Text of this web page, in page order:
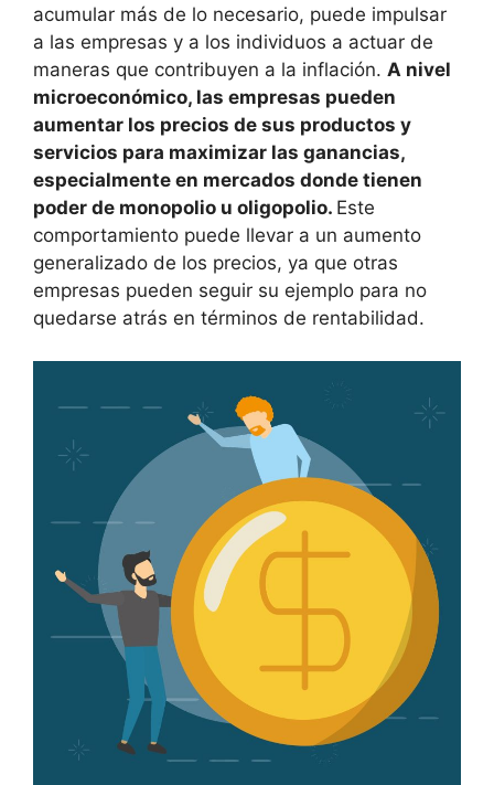
acumular más de lo necesario, puede impulsar
a las empresas y a los individuos a actuar de
maneras que contribuyen a la inflación. A nivel
microeconómico, las empresas pueden
aumentar los precios de sus productos y
servicios para maximizar las ganancias,
especialmente en mercados donde tienen
poder de monopolio u oligopolio. Este
comportamiento puede llevar a un aumento
generalizado de los precios, ya que otras
empresas pueden seguir su ejemplo para no
quedarse atrás en términos de rentabilidad.